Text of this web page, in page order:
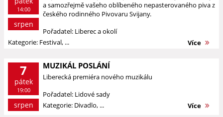
14:00
srpen
a samozřejmě vašeho oblíbeného nepasterovaného piva z
českého rodinného Pivovaru Svijany.
Pořadatel: Liberec a okolí
Kategorie: Festival, ...
Více
7
pátek
19:00
srpen
MUZIKÁL POSLÁNÍ
Liberecká premiéra nového muzikálu
Pořadatel: Lidové sady
Kategorie: Divadlo, ...
Více